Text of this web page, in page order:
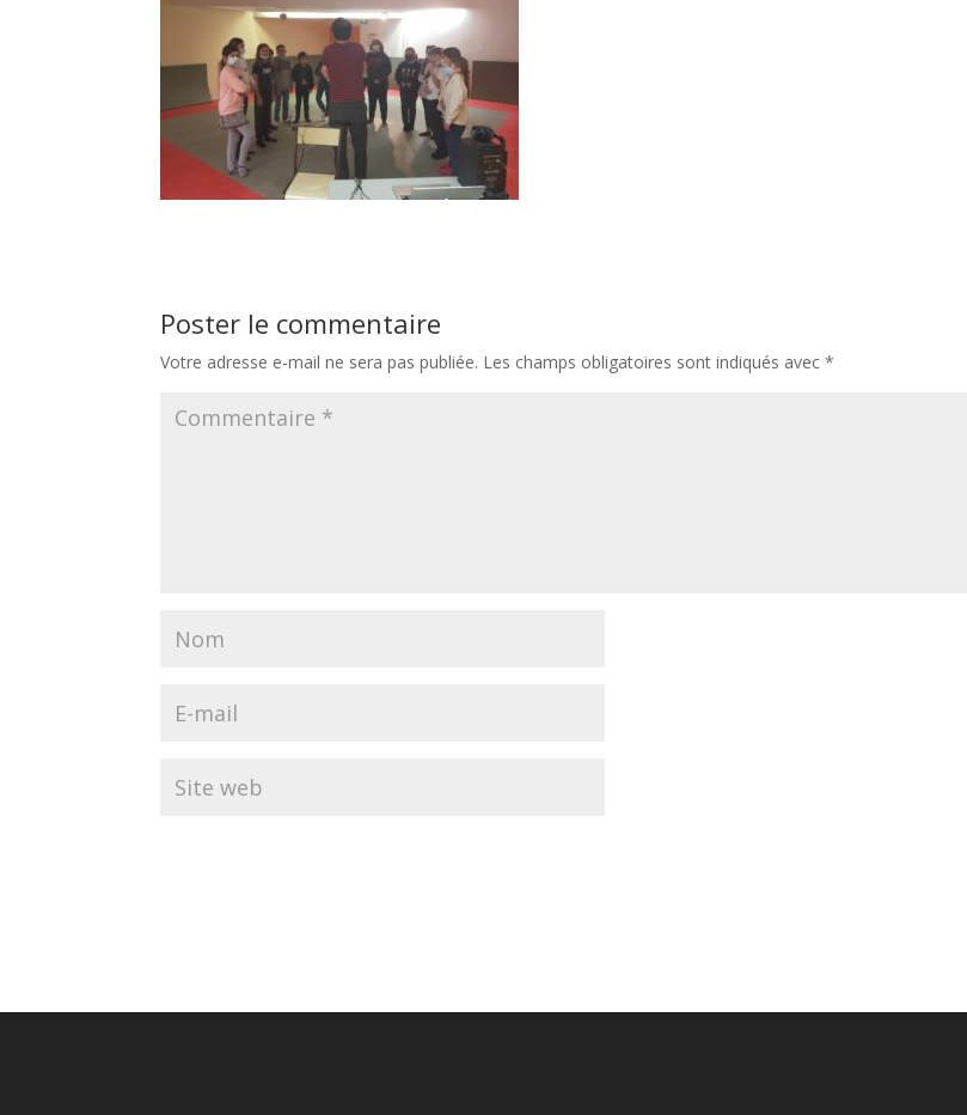
Poster le commentaire
Votre adresse e-mail ne sera pas publiée. Les champs obligatoires sont indiqués avec*